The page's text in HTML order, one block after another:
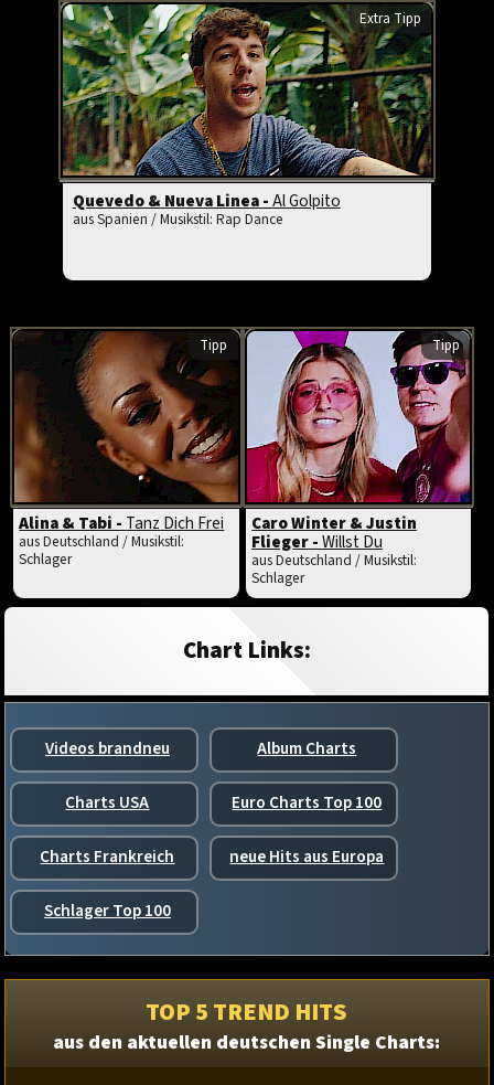
Extra Tipp
Quevedo & Nueva Linea -Al Golpito
aus Spanien / Musikstil: Rap Dance
Tipp
Alina & Tabi - Tanz Dich Frei
aus Deutschland / Musikstil:
Schlager
Tipp
Caro Winter & Justin
Flieger -Willst Du
aus Deutschland / Musikstil:
Schlager
Chart Links:
Videos brandneu Album Charts
Charts USA Euro Charts Top 100
Charts Frankreich neue Hits aus Europa
Schlager Top 100
TOP 5 TREND HITS
aus den aktuellen deutschen Single Charts: